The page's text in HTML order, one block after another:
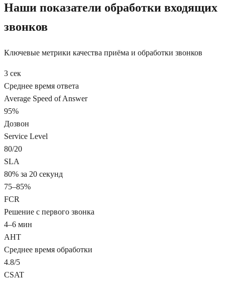
Наши показатели обработки входящих
звонков
Ключевые метрики качества приёма и обработки звонков
3 сек
Среднее время ответа
Average Speed of Answer
95%
Дозвон
Service Level
80/20
SLA
80% за 20 секунд
75–85%
FCR
Решение с первого звонка
4–6 мин
AHT
Среднее время обработки
4.8/5
CSAT